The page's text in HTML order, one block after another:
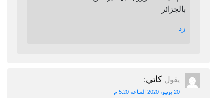
بالجزائر
رد
يقول كاتي:
20 يونيو، 2020 الساعة 5:20 م